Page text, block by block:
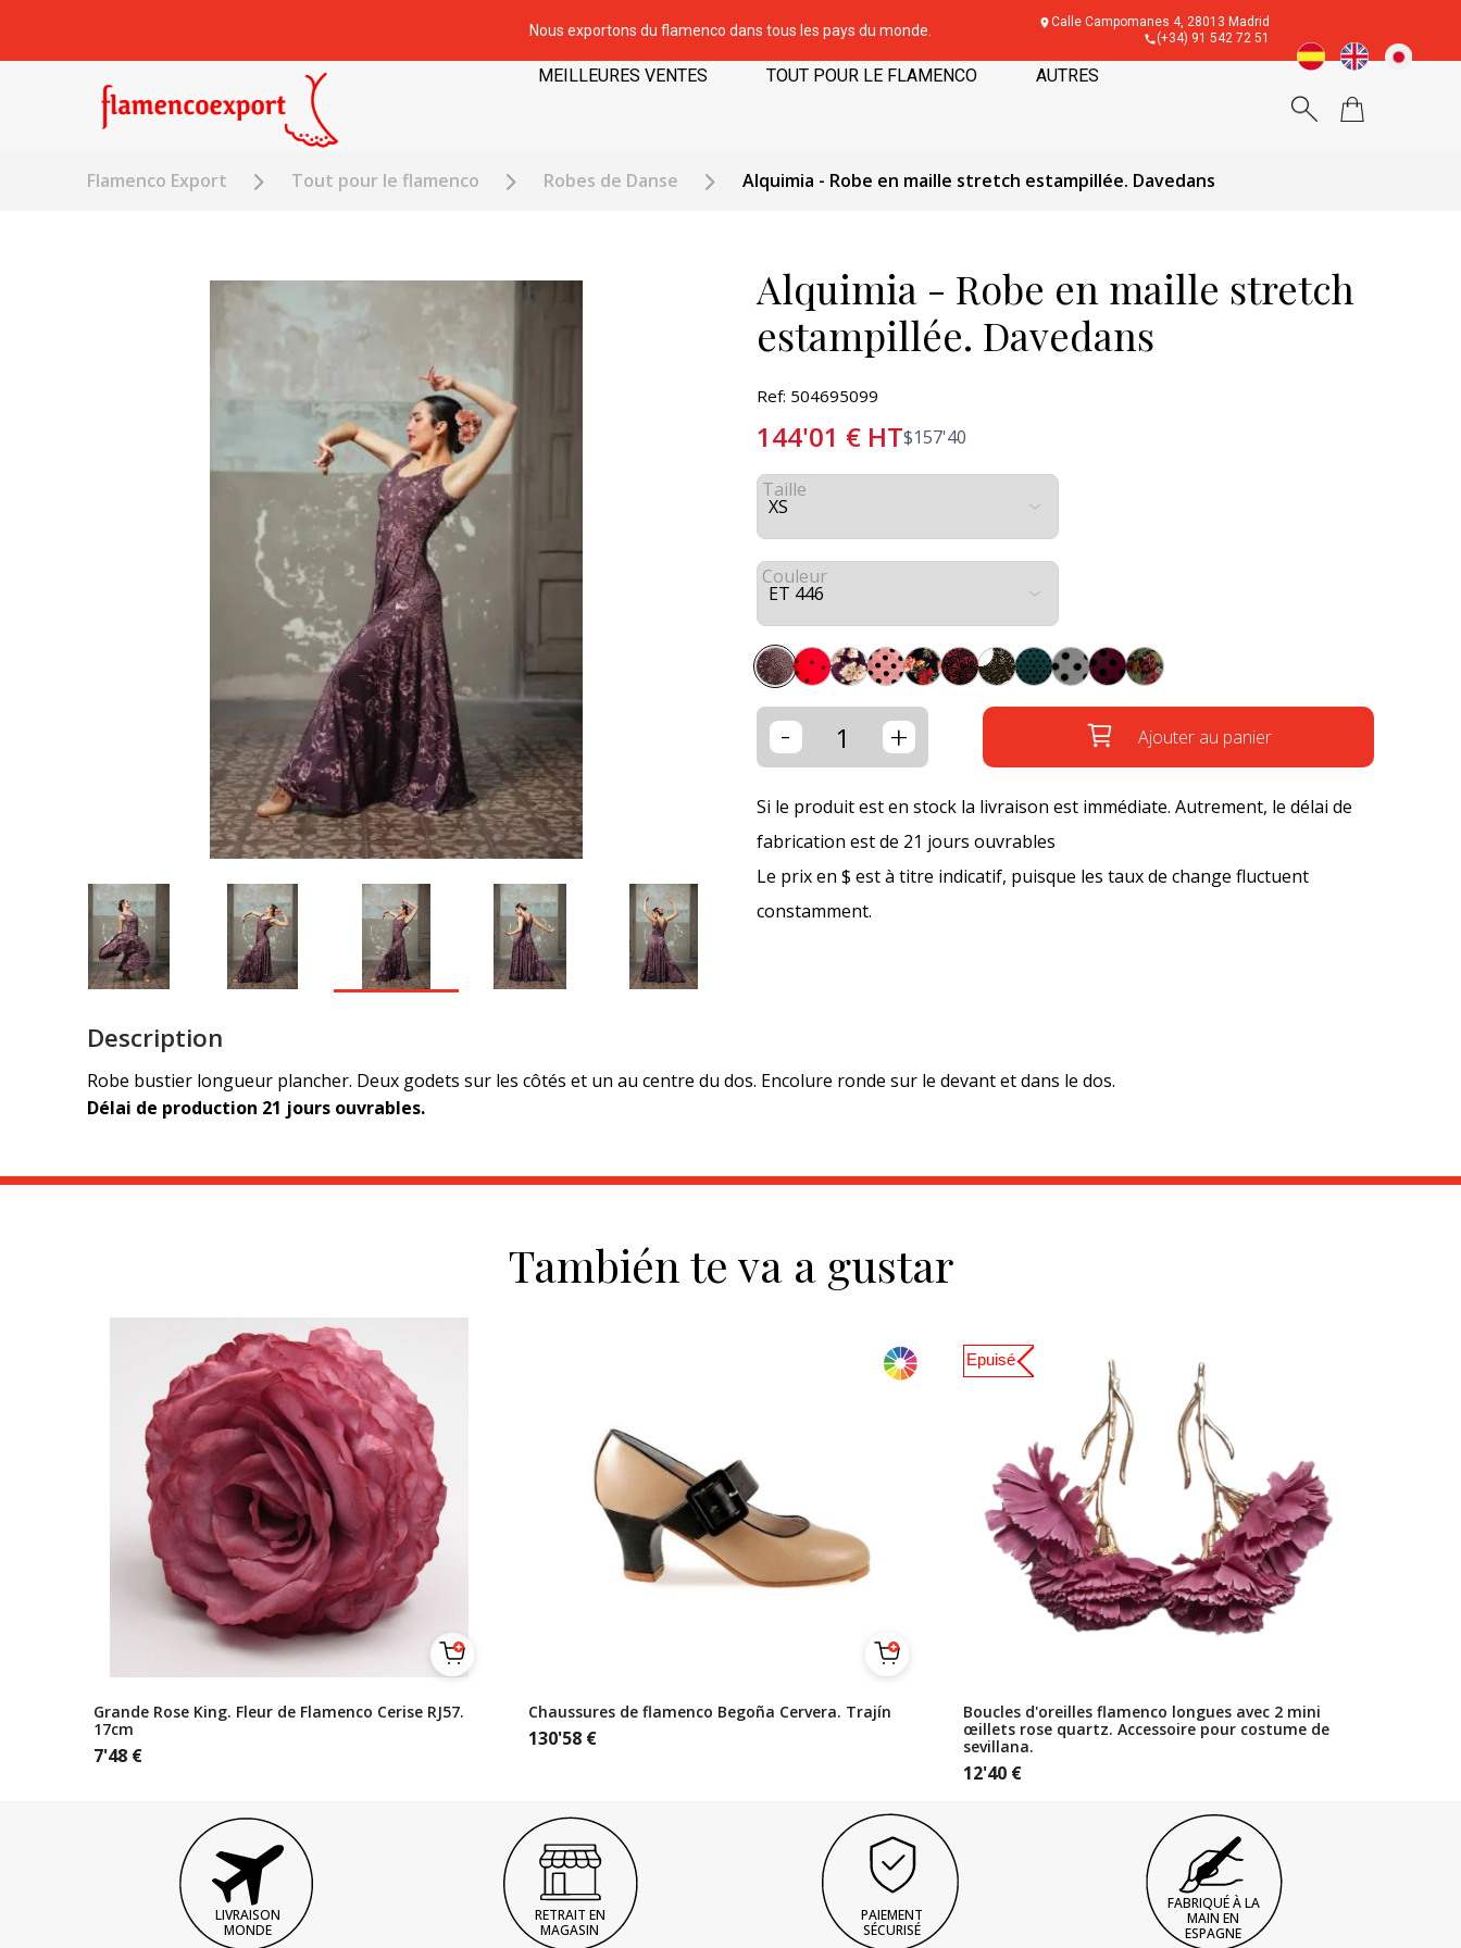
Nous exportons du flamenco dans tous les pays du monde.
Calle Campomanes 4, 28013 Madrid
(+34) 91 542 72 51
MEILLEURES VENTES TOUT POUR LE FLAMENCO AUTRES
Flamenco Export Tout pour le flamenco Robes de Danse Alquimia - Robe en maille stretch estampillée. Davedans
Alquimia - Robe en maille stretch
estampillée. Davedans
Ref: 504695099
144'01 € HT$157'40
Taille
Couleur
- + Ajouter au panier
Si le produit est en stock la livraison est immédiate. Autrement, le délai de
fabrication est de 21 jours ouvrables
Le prix en $ est à titre indicatif, puisque les taux de change fluctuent
constamment.
Description
Robe bustier longueur plancher. Deux godets sur les côtés et un au centre du dos. Encolure ronde sur le devant et dans le dos.
Délai de production 21 jours ouvrables.
También te va a gustar
Grande Rose King. Fleur de Flamenco Cerise RJ57.
17cm
7'48 €
Chaussures de flamenco Begoña Cervera. Trajín
130'58 €
Boucles d'oreilles flamenco longues avec 2 mini
œillets rose quartz. Accessoire pour costume de
sevillana.
12'40 €
Epuisé
LIVRAISON
MONDE
RETRAIT EN
MAGASIN
PAIEMENT
SÉCURISÉ
FABRIQUÉ À LA
MAIN EN
ESPAGNE